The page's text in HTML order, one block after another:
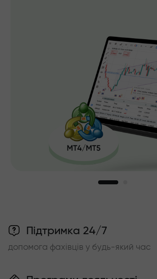
Підтримка 24/7
допомога фахівців у будь-який час